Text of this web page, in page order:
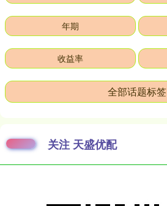
年期
收益率
全部话题标签
关注 天盛优配